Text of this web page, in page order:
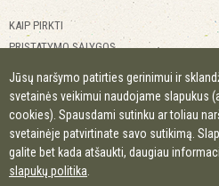
KAIP PIRKTI
PRISTATYMO SĄLYGOS
KONTAKTAI
MIESTAI MIESTELIAI
© 2017 Kitapus.lt. Visos
Jūsų naršymo patirties gerinimui ir
svetainės veikimui naudojame slapukus
cookies). Spausdami sutinku ar toliau
svetainėje patvirtinate savo sutikimą.
galite bet kada atšaukti, daugiau
slapukų politika